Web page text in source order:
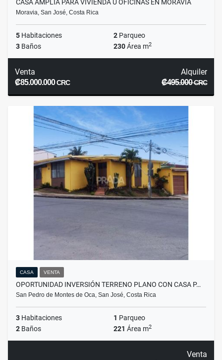
CASA AMPLIA PARA VIVIENDA U OFICINAS EN MORAVIA
Moravia, San José, Costa Rica
5 Habitaciones 2 Parqueo
3 Baños 230Área m2
Venta
₡85.000.000CRC
Alquiler
₡495.000CRC
CASA VENTA
OPORTUNIDAD INVERSIÓN TERRENO PLANO CON CASA P…
San Pedro de Montes de Oca, San José, Costa Rica
3 Habitaciones 1 Parqueo
2 Baños 221 Área m2
Venta